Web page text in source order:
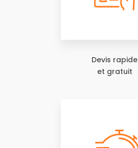
Devis rapide
et gratuit